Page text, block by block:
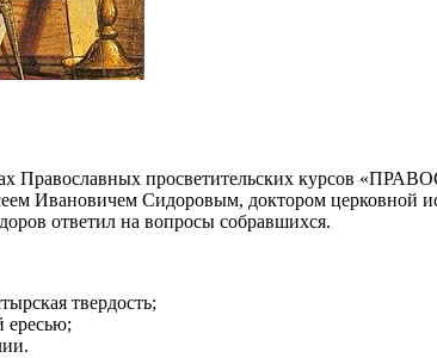
Православных просветительских курсов
Ивановичем Сидоровым, доктором церковной
ответил на вопросы собравшихся.
твердость;
ересью;